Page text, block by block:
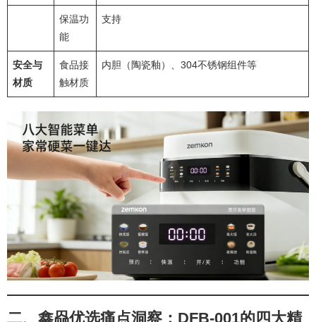
保温功
能
支持
安全与
材质
食品接
触材质
内胆（陶瓷釉）、304不锈钢组件等
二、鑫赑优选痛点洞察：DFB-001的四大精